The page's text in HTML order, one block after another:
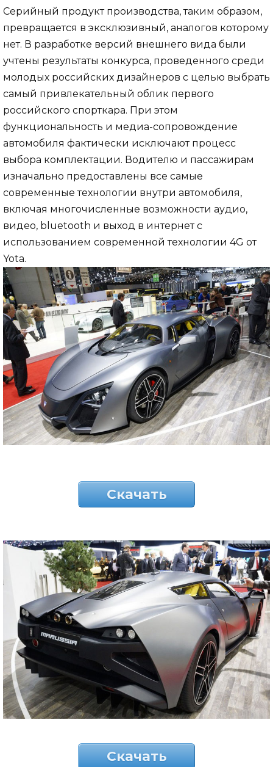
Серийный продукт производства, таким образом,
превращается в эксклюзивный, аналогов которому
нет. В разработке версий внешнего вида были
учтены результаты конкурса, проведенного среди
молодых российских дизайнеров с целью выбрать
самый привлекательный облик первого
российского спорткара. При этом
функциональность и медиа-сопровождение
автомобиля фактически исключают процесс
выбора комплектации. Водителю и пассажирам
изначально предоставлены все самые
современные технологии внутри автомобиля,
включая многочисленные возможности аудио,
видео, bluetooth и выход в интернет с
использованием современной технологии 4G от
Yota.
Скачать
Скачать